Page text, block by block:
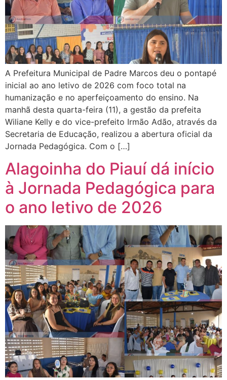
A Prefeitura Municipal de Padre Marcos deu o pontapé
inicial ao ano letivo de 2026 com foco total na
humanização e no aperfeiçoamento do ensino. Na
manhã desta quarta-feira (11), a gestão da prefeita
Wiliane Kelly e do vice-prefeito Irmão Adão, através da
Secretaria de Educação, realizou a abertura oficial da
Jornada Pedagógica. Com o […]
Alagoinha do Piauí dá início
à Jornada Pedagógica para
o ano letivo de 2026